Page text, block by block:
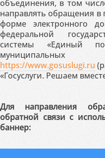
объединения, в том
направлять обращения
форме электронного
федеральной
системы «Единый
https://www.gosuslugi.ru
«Госуслуги. Решаем
Для направления
обратной связи с
баннер: